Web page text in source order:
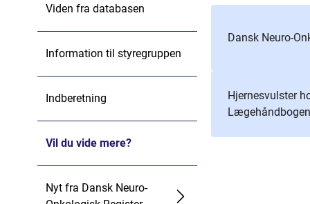
Viden fra databasen
Information til styregruppen
Indberetning
Vil du vide mere?
Nyt fra Dansk Neuro-
Dansk Neuro-
Hjernesvulster
Lægehåndbogen